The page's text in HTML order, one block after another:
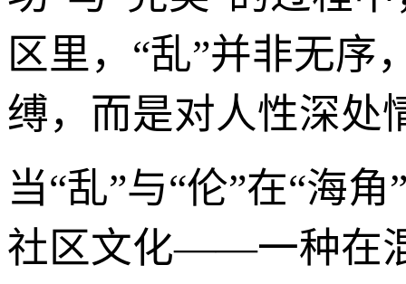
区里，“乱”并非无序
缚，而是对人性深处
当“乱”与“伦”在“海
社区文化——一种在